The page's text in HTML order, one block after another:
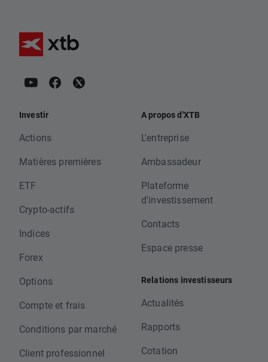
Investir
Actions
Matières premières
ETF
Crypto-actifs
Indices
Forex
Options
Compte et frais
Conditions par marché
Client professionnel
A propos d'XTB
L'entreprise
Ambassadeur
Plateforme
d'investissement
Contacts
Espace presse
Relations investisseurs
Actualités
Rapports
Cotation